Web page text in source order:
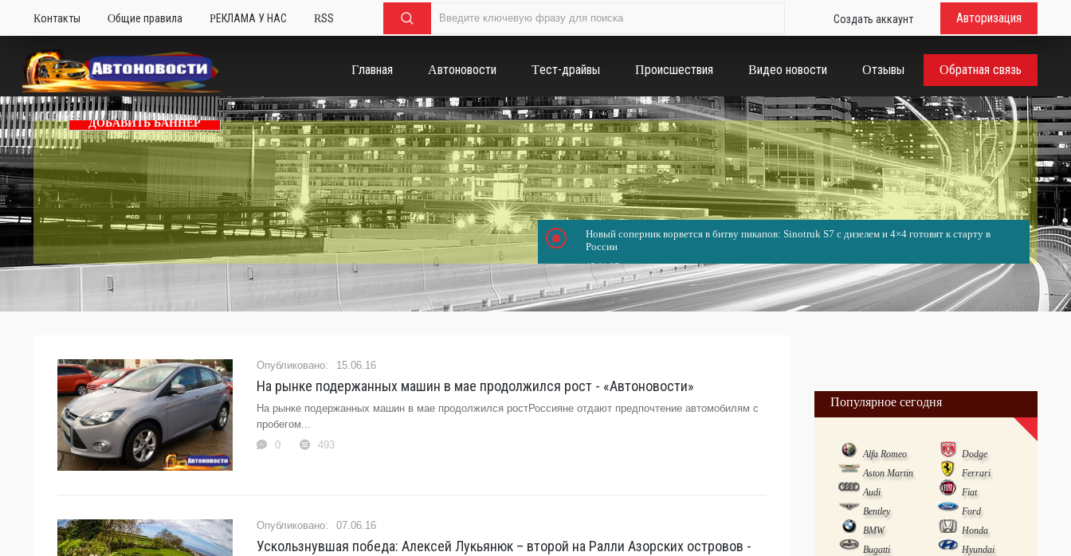
Контакты Общие правила РЕКЛАМА У НАС RSS Создать аккаунт Авторизация
Главная Автоновости Тест-драйвы Происшествия Видео новости Отзывы Обратная связь
ДОБАВИТЬ БАННЕР
Новый соперник ворвется в битву пикапов: Sinotruk S7 с дизелем и 4×4 готовят к старту в
России
15.01.37
15.06.16
На рынке подержанных машин в мае продолжился рост - «Автоновости»
На рынке подержанных машин в мае продолжился ростРоссияне отдают предпочтение автомобилям с
пробегом...
0
493
07.06.16
Ускользнувшая победа: Алексей Лукьянюк – второй на Ралли Азорских островов -
Популярное сегодня
Alfa Romeo
Dodge
Aston Martin
Ferrari
Audi
Fiat
Bentley
Ford
BMW
Honda
Bugatti
Hyundai